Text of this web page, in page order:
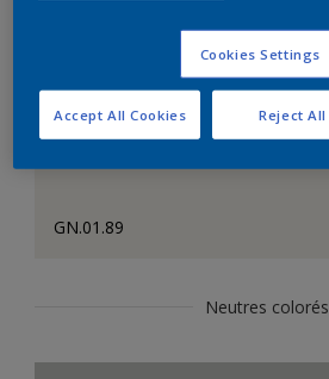
GN.01.89
Neutres colorés
Cookies Settings
Reject All
Accept All Cookies